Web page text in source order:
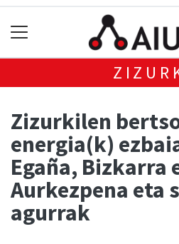
Zizurkilen
energia(k)
Egaña, Bizkarra
Aurkezpena eta
agurrak